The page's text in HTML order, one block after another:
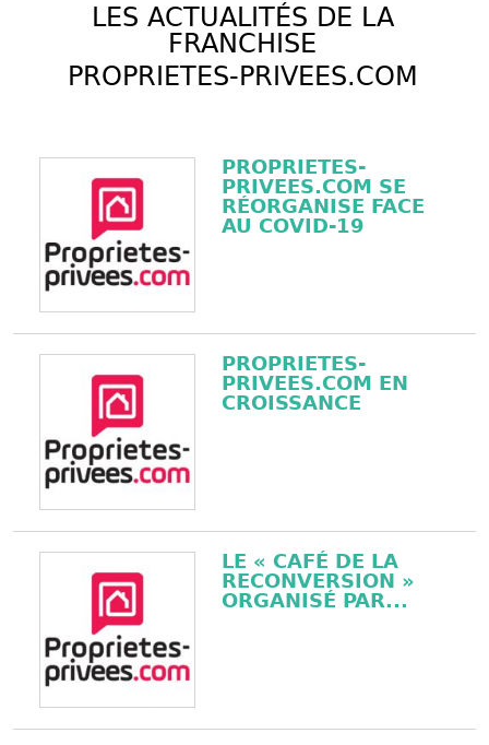
LES ACTUALITÉS DE LA
FRANCHISE
PROPRIETES-PRIVEES.COM
PROPRIETES-
PRIVEES.COM SE
RÉORGANISE FACE
AU COVID-19
PROPRIETES-
PRIVEES.COM EN
CROISSANCE
LE « CAFÉ DE LA
RECONVERSION »
ORGANISÉ PAR...